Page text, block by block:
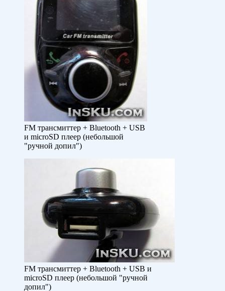
FM трансмиттер + Bluetooth + USB
и microSD плеер (небольшой
"ручной допил")
FM трансмиттер + Bluetooth + USB и
microSD плеер (небольшой "ручной
допил")